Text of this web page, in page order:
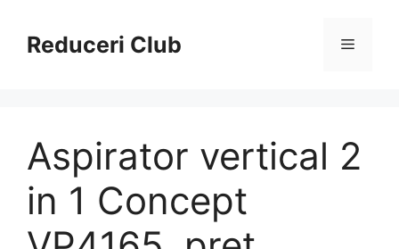
conținutReduceri Club Meniu
Aspirator vertical 2
in 1 Concept